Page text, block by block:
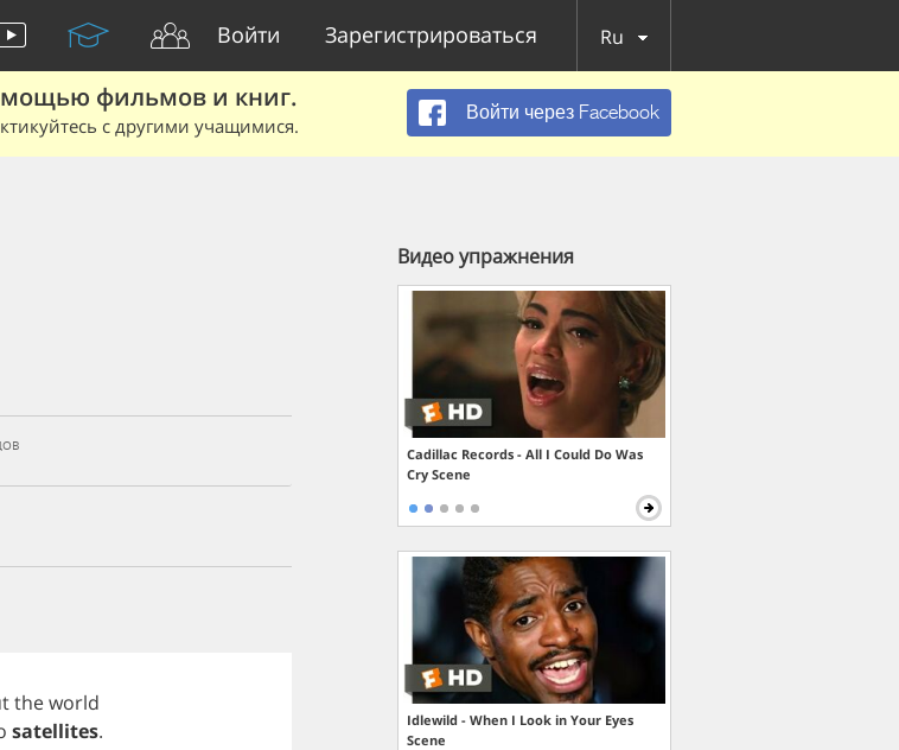
Войти Зарегистрироваться Ru
фильмов и книг.
с другими учащимися.
Войти через Facebook
theworld
satellites.
Видео упражнения
Cadillac Records - All I Could Do Was
Cry Scene
Idlewild - When I Look in Your Eyes
Scene